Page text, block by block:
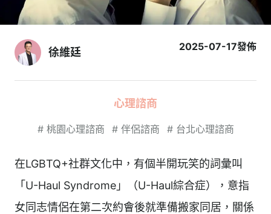
徐維廷 2025-07-17發佈
心理諮商
# 桃園心理諮商 # 伴侶諮商 # 台北心理諮商
在LGBTQ+社群文化中，有個半開玩笑的詞彙叫
「U-Haul Syndrome」（U-Haul綜合症），意指
女同志情侶在第二次約會後就準備搬家同居，關係